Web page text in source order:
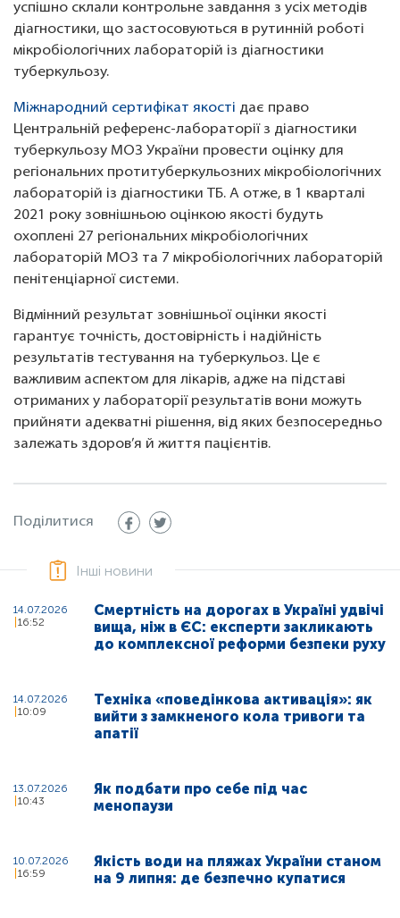
успішно склали контрольне завдання з усіх методів
діагностики, що застосовуються в рутинній роботі
мікробіологічних лабораторій із діагностики
туберкульозу.
Міжнародний сертифікат якості дає право
Центральній референс-лабораторії з діагностики
туберкульозу МОЗ України провести оцінку для
регіональних протитуберкульозних мікробіологічних
лабораторій із діагностики ТБ. А отже, в 1 кварталі
2021 року зовнішньою оцінкою якості будуть
охоплені 27 регіональних мікробіологічних
лабораторій МОЗ та 7 мікробіологічних лабораторій
пенітенціарної системи.
Відмінний результат зовнішньої оцінки якості
гарантує точність, достовірність і надійність
результатів тестування на туберкульоз. Це є
важливим аспектом для лікарів, адже на підставі
отриманих у лабораторії результатів вони можуть
прийняти адекватні рішення, від яких безпосередньо
залежать здоров’я й життя пацієнтів.
Поділитися
Інші новини
14.07.2026
16:52
Смертність на дорогах в Україні удвічі
вища, ніж в ЄС: експерти закликають
до комплексної реформи безпеки руху
14.07.2026
10:09
Техніка «поведінкова активація»: як
вийти з замкненого кола тривоги та
апатії
13.07.2026
10:43
Як подбати про себе під час
менопаузи
10.07.2026
16:59
Якість води на пляжах України станом
на 9 липня: де безпечно купатися